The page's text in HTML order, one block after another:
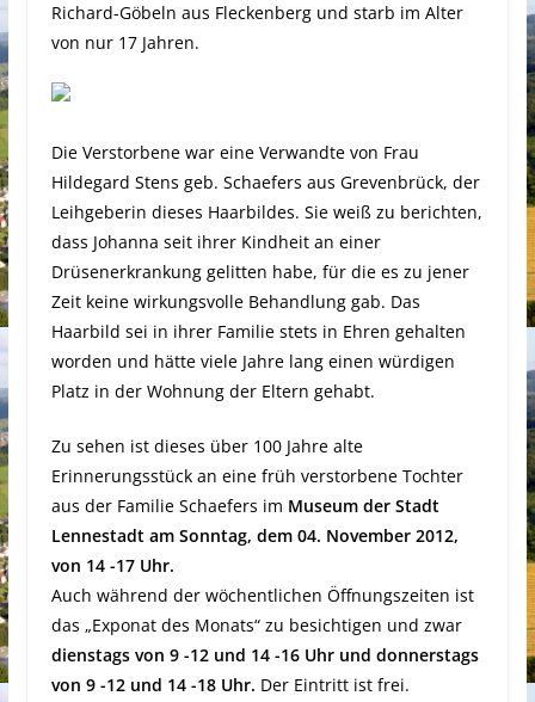
Richard-Göbeln aus Fleckenberg und starb im Alter
von nur 17 Jahren.
Die Verstorbene war eine Verwandte von Frau
Hildegard Stens geb. Schaefers aus Grevenbrück, der
Leihgeberin dieses Haarbildes. Sie weiß zu berichten,
dass Johanna seit ihrer Kindheit an einer
Drüsenerkrankung gelitten habe, für die es zu jener
Zeit keine wirkungsvolle Behandlung gab. Das
Haarbild sei in ihrer Familie stets in Ehren gehalten
worden und hätte viele Jahre lang einen würdigen
Platz in der Wohnung der Eltern gehabt.
Zu sehen ist dieses über 100 Jahre alte
Erinnerungsstück an eine früh verstorbene Tochter
aus der Familie Schaefers im Museum der Stadt
Lennestadt am Sonntag, dem 04. November 2012,
von 14 -17 Uhr.
Auch während der wöchentlichen Öffnungszeiten ist
das „Exponat des Monats“ zu besichtigen und zwar
dienstags von 9 -12 und 14 -16 Uhr und donnerstags
von 9 -12 und 14 -18 Uhr. Der Eintritt ist frei.